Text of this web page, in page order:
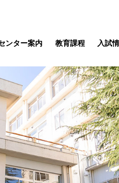
ンター案内 教育課程 入試